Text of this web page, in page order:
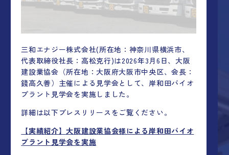
三和エナジー株式会社(所在地：神奈川県横浜市、
代表取締役社長：高松克行)は2026年3月6日、大阪
建設業協会（所在地：大阪府大阪市中央区、会長：
錢高久善）主催による見学会として、岸和田バイオ
プラント見学会を実施しました。
詳細は以下プレスリリースをご覧ください。
【実績紹介】大阪建設業協会様による岸和田バイオ
プラント見学会を実施